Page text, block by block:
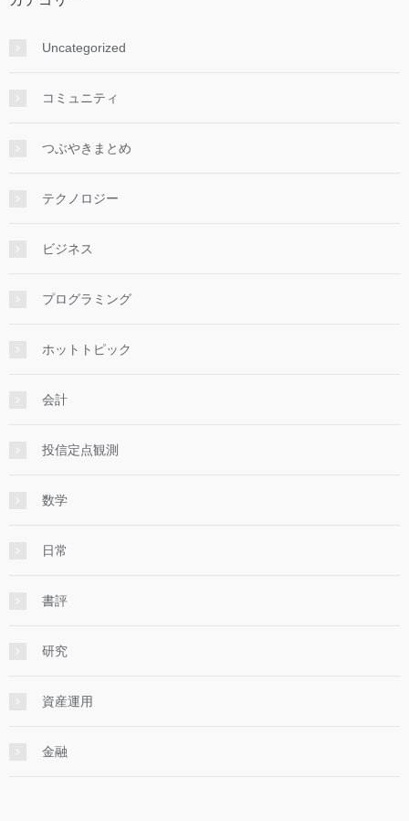
Uncategorized
コミュニティ
つぶやきまとめ
テクノロジー
ビジネス
プログラミング
ホットトピック
会計
投信定点観測
数学
日常
書評
研究
資産運用
金融